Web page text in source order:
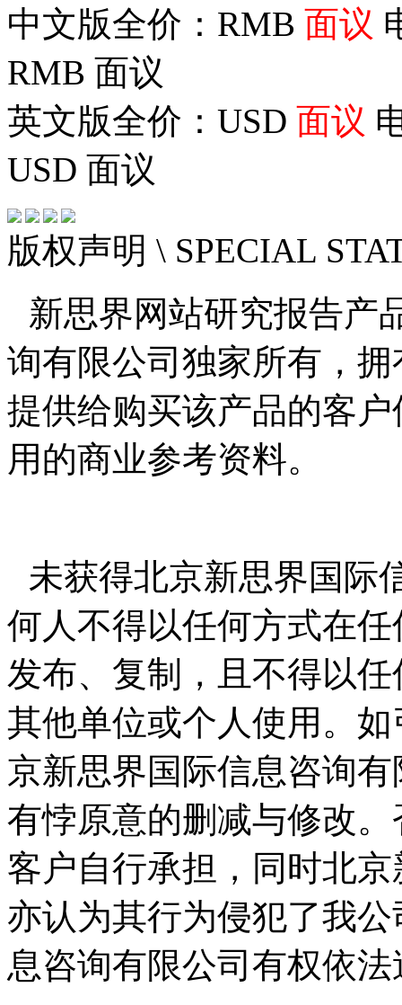
中文版全价：RMB 面议
RMB 面议
英文版全价：USD 面议
USD 面议
版权声明 \ SPECIAL
新思界网站研究报告产
询有限公司独家所有，
提供给购买该产品的客
用的商业参考资料。
未获得北京新思界国际
何人不得以任何方式在
发布、复制，且不得以
其他单位或个人使用。
京新思界国际信息咨询
有悖原意的删减与修改
客户自行承担，同时北
亦认为其行为侵犯了我
息咨询有限公司有权依